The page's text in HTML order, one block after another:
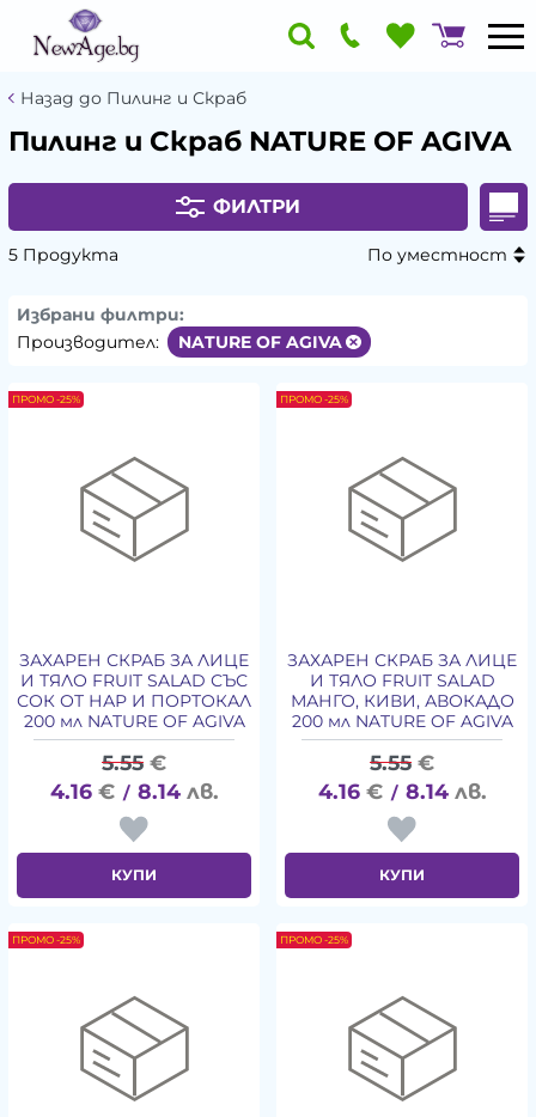
Назад до Пилинг и Скраб
Пилинг и Скраб NATURE OF AGIVA
ФИЛТРИ
5 Продукта По уместност
Избрани филтри:
Производител:
NATURE OF AGIVA
ЗАХАРЕН СКРАБ ЗА ЛИЦЕ
И ТЯЛО FRUIT SALAD СЪС
СОК ОТ НАР И ПОРТОКАЛ
200 мл NATURE OF AGIVA
5.55 €
4.16 € / 8.14 лв.
КУПИ
ПРОМО -25%
ЗАХАРЕН СКРАБ ЗА ЛИЦЕ
И ТЯЛО FRUIT SALAD
МАНГО, КИВИ, АВОКАДО
200 мл NATURE OF AGIVA
5.55 €
4.16 € / 8.14 лв.
КУПИ
ПРОМО -25%
ПРОМО -25% ПРОМО -25%